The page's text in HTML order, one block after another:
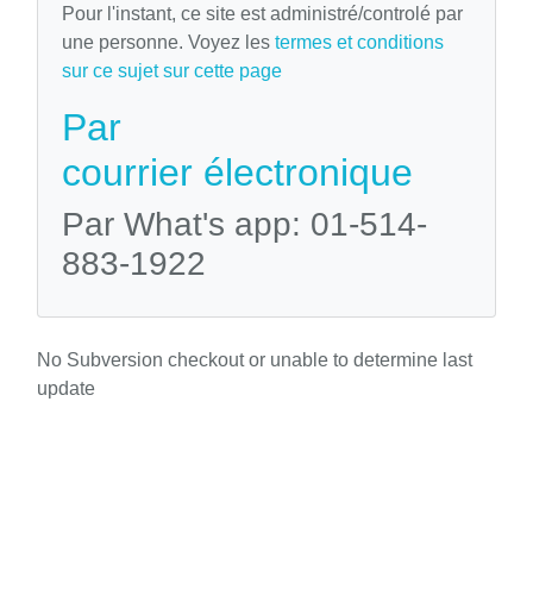
Pour l'instant, ce site est administré/controlé par
une personne. Voyez les termes et conditions
sur ce sujet sur cette page
Par
courrier électronique
Par What's app: 01-514-
883-1922
No Subversion checkout or unable to determine last
update